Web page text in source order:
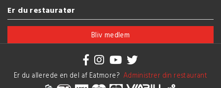
Vegetarisk
Se flere køkkener
Esbjerg
Vejle
Handelsbetingelser
Brug af cookies
Er du restauratør
Bliv medlem
Er du allerede en del af Eatmore? Administrer din restaurant